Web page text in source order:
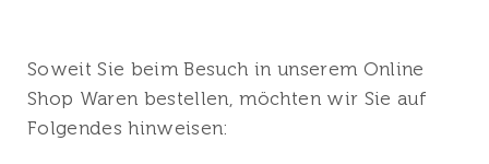
Soweit Sie beim Besuch in unserem Online
Shop Waren bestellen, möchten wir Sie auf
Folgendes hinweisen: